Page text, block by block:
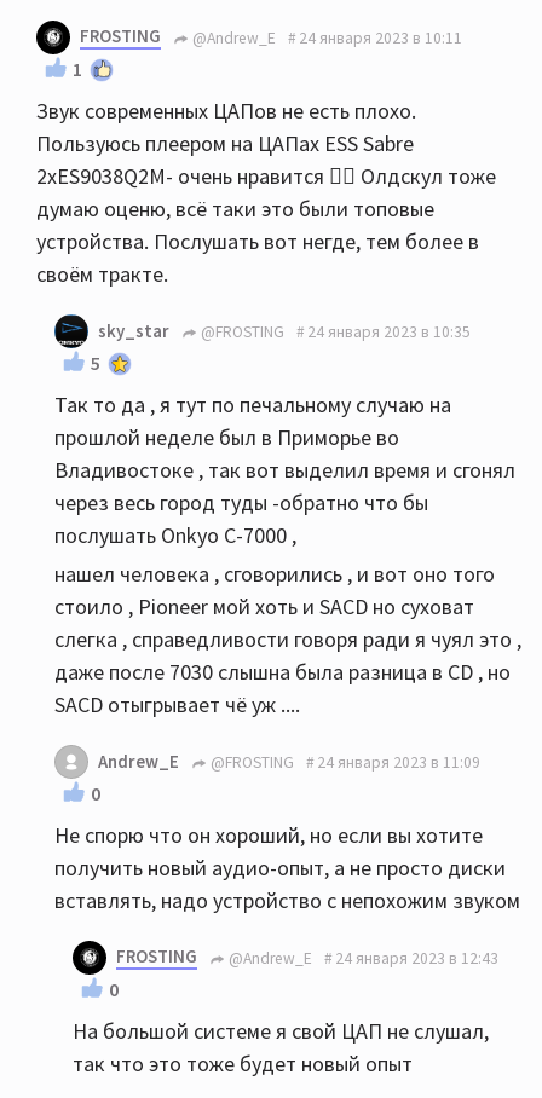
FROSTING @Andrew_E 24 января 2023 в 10:11
1
Звук современных ЦАПов не есть плохо.
Пользуюсь плеером на ЦАПах ESS Sabre
2хES9038Q2M- очень нравится 👍🏻 Олдскул тоже
думаю оценю, всё таки это были топовые
устройства. Послушать вот негде, тем более в
своём тракте.
sky_star @FROSTING 24 января 2023 в 10:35
5
Так то да , я тут по печальному случаю на
прошлой неделе был в Приморье во
Владивостоке , так вот выделил время и сгонял
через весь город туды -обратно что бы
послушать Onkyo C-7000 ,
нашел человека , сговорились , и вот оно того
стоило , Pioneer мой хоть и SACD но суховат
слегка , справедливости говоря ради я чуял это ,
даже после 7030 слышна была разница в CD , но
SACD отыгрывает чё уж ....
Andrew_E @FROSTING 24 января 2023 в 11:09
0
Не спорю что он хороший, но если вы хотите
получить новый аудио-опыт, а не просто диски
вставлять, надо устройство с непохожим звуком
FROSTING @Andrew_E 24 января 2023 в 12:43
0
На большой системе я свой ЦАП не слушал,
так что это тоже будет новый опыт